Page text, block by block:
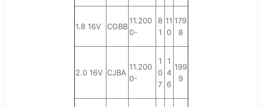
1.8 16V CGBB
11.200
0-
8
1
11
0
179
8
2.0 16V CJBA
11.200
0-
1
0
7
1
4
6
199
9